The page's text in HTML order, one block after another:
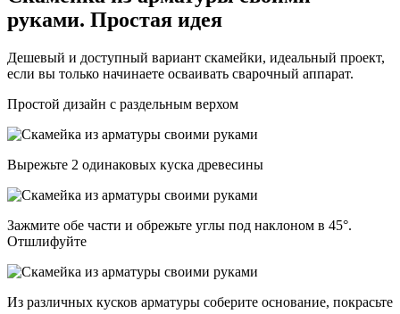
руками. Простая идея
Дешевый и доступный вариант скамейки, идеальный проект,
если вы только начинаете осваивать сварочный аппарат.
Простой дизайн с раздельным верхом
Вырежьте 2 одинаковых куска древесины
Зажмите обе части и обрежьте углы под наклоном в 45°.
Отшлифуйте
Из различных кусков арматуры соберите основание, покрасьте